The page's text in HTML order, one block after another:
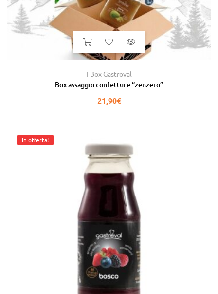
I Box Gastroval
Box assaggio confetture “zenzero”
21,90€
In offerta!